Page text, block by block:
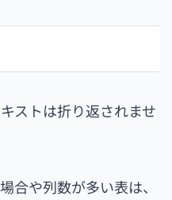
ストは折り返されませ
合や列数が多い表は、